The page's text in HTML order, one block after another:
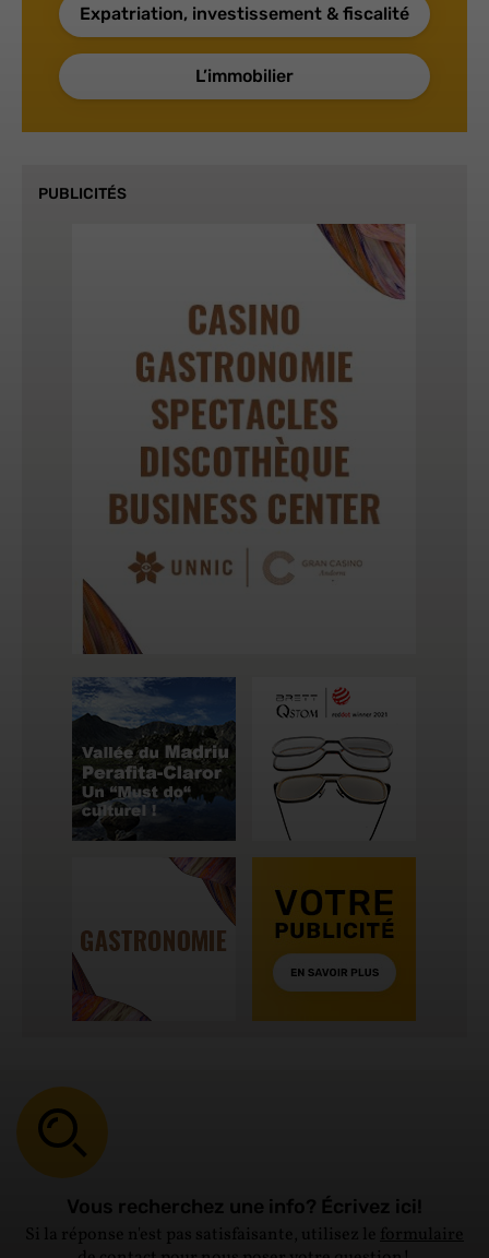
Expatriation, investissement & fiscalité
L’immobilier
PUBLICITÉS
Vous recherchez une info? Écrivez ici!
Si la réponse n'est pas satisfaisante, utilisez le formulaire